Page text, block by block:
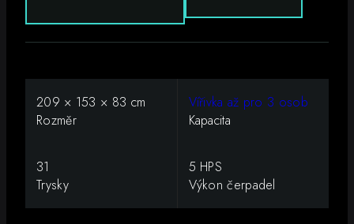
209 × 153 × 83 cm
Rozměr
Vířivka až pro 3 osob
Kapacita
31
Trysky
5 HPS
Výkon čerpadel